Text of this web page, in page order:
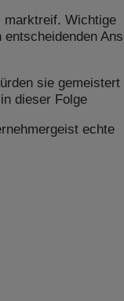
marktreif. Wichtige
sie gemeistert
dieser Folge
echte